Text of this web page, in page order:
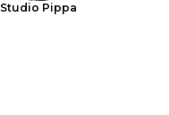
Studio Pippa